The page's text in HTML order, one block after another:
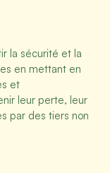
la sécurité et la
en mettant en
et
leur perte, leur
par des tiers non